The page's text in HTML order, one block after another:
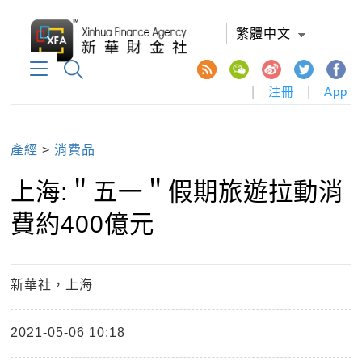
繁體中文
注冊 App
產經 >消費品
上海:＂五一＂假期旅遊拉動消
費約400億元
新華社，上海
2021-05-06 10:18